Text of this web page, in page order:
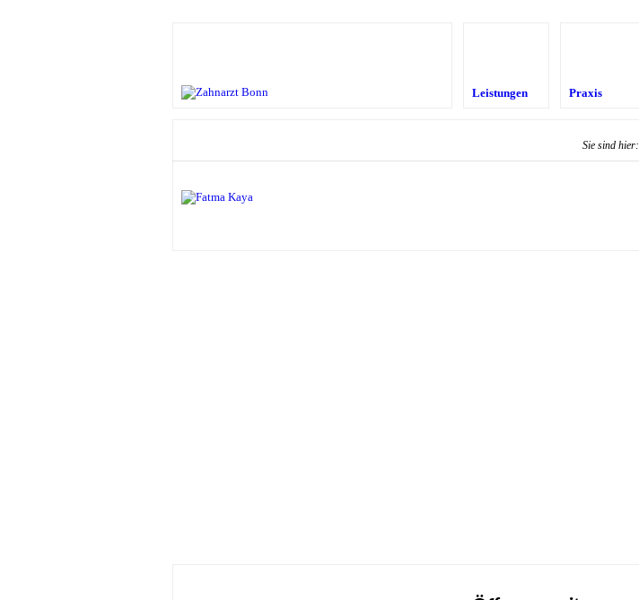
Leistungen Praxis
Sie sind hier: